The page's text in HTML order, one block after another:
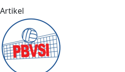
Artikel